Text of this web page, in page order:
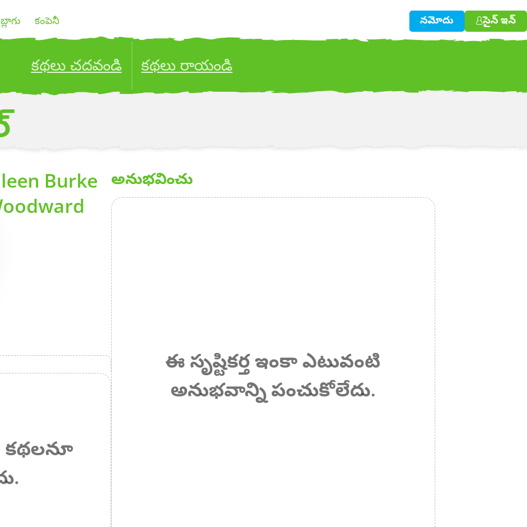
బ్లాగు కంపెనీ నమోదు సైన్ ఇన్
కథలు చదవండి కథలు రాయండి
your stories to a global audience.
Burke
కథలనూ
అనుభవించు
ఈ సృష్టికర్త ఇంకా ఎటువంటి
అనుభవాన్ని పంచుకోలేదు.